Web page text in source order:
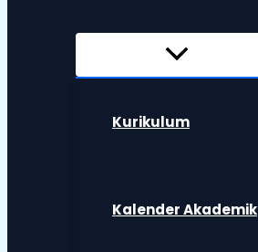
Kurikulum
Kalender Akademik